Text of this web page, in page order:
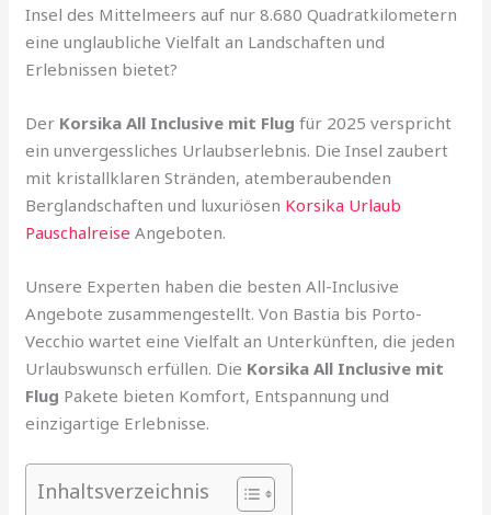
Insel des Mittelmeers auf nur 8.680 Quadratkilometern
eine unglaubliche Vielfalt an Landschaften und
Erlebnissen bietet?
Der Korsika All Inclusive mit Flug für 2025 verspricht
ein unvergessliches Urlaubserlebnis. Die Insel zaubert
mit kristallklaren Stränden, atemberaubenden
Berglandschaften und luxuriösen Korsika Urlaub
Pauschalreise Angeboten.
Unsere Experten haben die besten All-Inclusive
Angebote zusammengestellt. Von Bastia bis Porto-
Vecchio wartet eine Vielfalt an Unterkünften, die jeden
Urlaubswunsch erfüllen. Die Korsika All Inclusive mit
Flug Pakete bieten Komfort, Entspannung und
einzigartige Erlebnisse.
Inhaltsverzeichnis